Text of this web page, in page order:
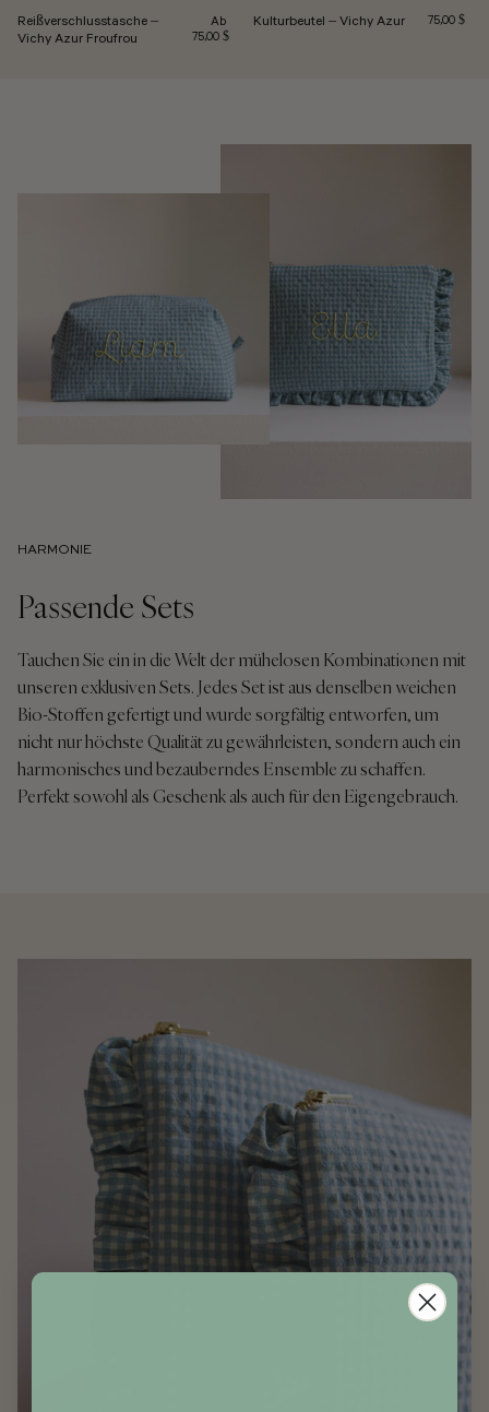
Reißverschlusstasche –
Vichy Azur Froufrou
Normalpreis
Ab
75,00 $
Kulturbeutel – Vichy Azur Normalpreis
75,00 $
HARMONIE
Passende Sets
Tauchen Sie ein in die Welt der mühelosen Kombinationen mit
unseren exklusiven Sets. Jedes Set ist aus denselben weichen
Bio-Stoffen gefertigt und wurde sorgfältig entworfen, um
nicht nur höchste Qualität zu gewährleisten, sondern auch ein
harmonisches und bezauberndes Ensemble zu schaffen.
Perfekt sowohl als Geschenk als auch für den Eigengebrauch.